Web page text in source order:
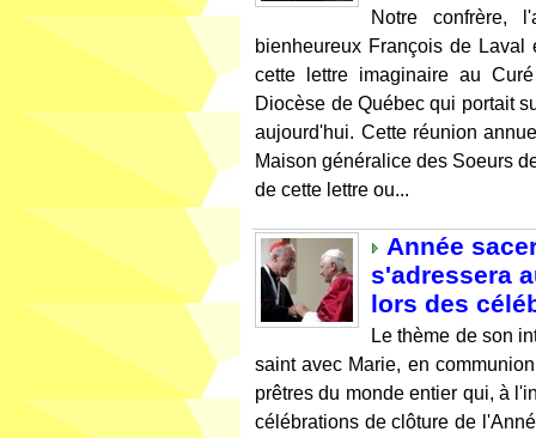
Notre confrère,
bienheureux François de
cette lettre imaginaire au
Diocèse de Québec qui portait
aujourd'hui. Cette réunion
Maison généralice des Soeurs
de cette lettre ou...
Année
s'adressera
lors des
Le thème de son
saint avec Marie, en
prêtres du monde entier qui, à
célébrations de clôture de